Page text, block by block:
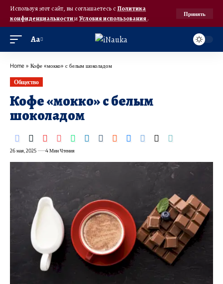
Используя этот сайт, вы соглашаетесь с Политика
конфиденциальностииУсловия использования.
Принять
Аа
Home » Кофе «мокко» с белым шоколадом
Общество
Кофе «мокко» с белым
шоколадом
26 мая, 2025 4 Мин Чтения